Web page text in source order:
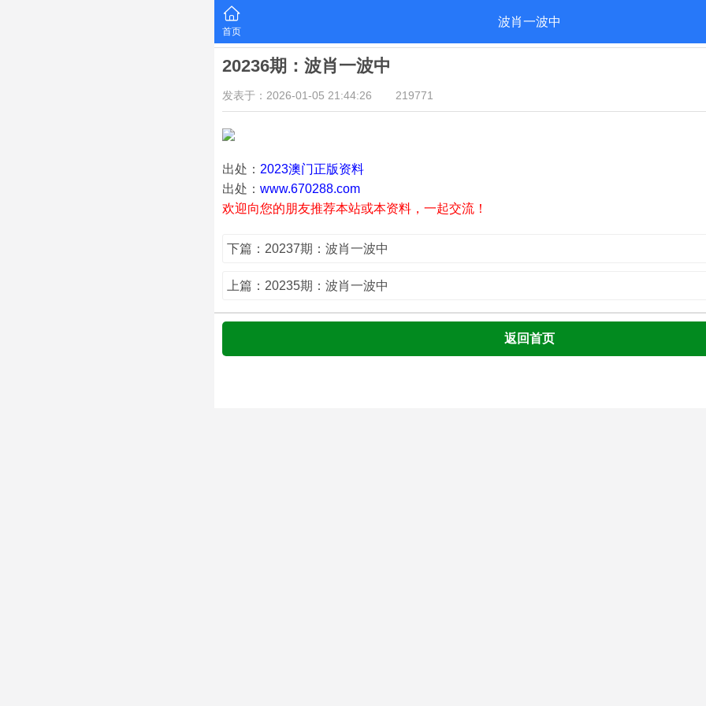
首页
波肖一波中
20236期：波肖一波中
发表于：2026-01-05 21:44:26 219771
出处： 2023澳门正版资料
出处： www.670288.com
欢迎向您的朋友推荐本站或本资料，一起交流！
下篇：20237期：波肖一波中
上篇：20235期：波肖一波中
返回首页